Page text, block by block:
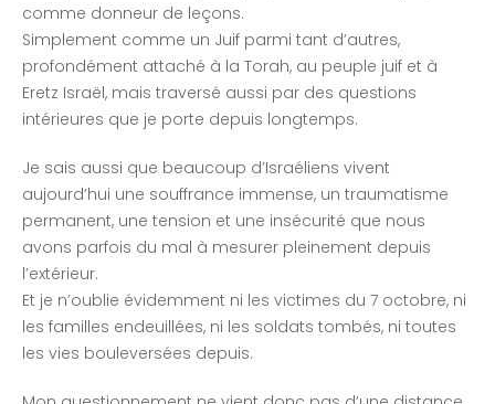
comme donneur de leçons.
Simplement comme un Juif parmi tant d’autres,
profondément attaché à la Torah, au peuple juif et à
Eretz Israël, mais traversé aussi par des questions
intérieures que je porte depuis longtemps.
Je sais aussi que beaucoup d’Israéliens vivent
aujourd’hui une souffrance immense, un traumatisme
permanent, une tension et une insécurité que nous
avons parfois du mal à mesurer pleinement depuis
l’extérieur.
Et je n’oublie évidemment ni les victimes du 7 octobre, ni
les familles endeuillées, ni les soldats tombés, ni toutes
les vies bouleversées depuis.